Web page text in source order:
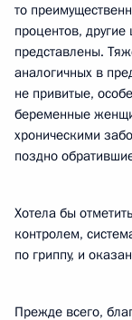
то
процентов,
представлены.
аналогичных в
не привитые,
беременные
хроническими
поздно
Хотела бы
контролем,
по гриппу, и
Прежде всего,